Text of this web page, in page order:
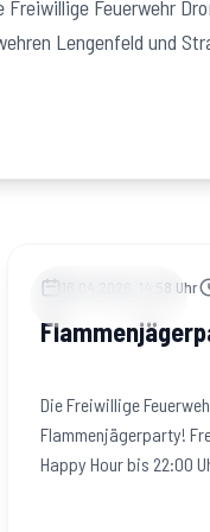
Feuerwehr
Lengenfeld und
16.04.2026, 14:58 Uhr
Die Freiwillige
Flammenjägerparty!
Happy Hour bis 22:00